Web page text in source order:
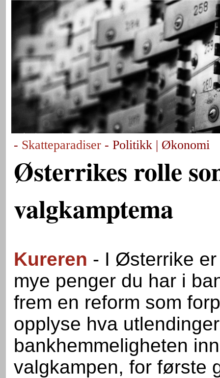
- Skatteparadiser- Politikk | Økonomi
Østerrikes rolle
valgkamptema
Kureren - I Østerrike
mye penger du har i
frem en reform som
opplyse hva
bankhemmeligheten
valgkampen, for første